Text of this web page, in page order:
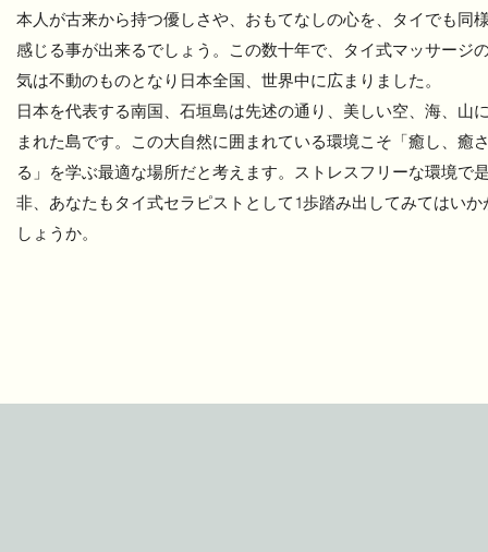
本人が古来から持つ優しさや、おもてなしの心を、タイでも同
感じる事が出来るでしょう。この数十年で、タイ式マッサージ
気は不動のものとなり日本全国、世界中に広まりました。
日本を代表する南国、石垣島は先述の通り、美しい空、海、山
まれた島です。この大自然に囲まれている環境こそ「癒し、癒
る」を学ぶ最適な場所だと考えます。ストレスフリーな環境で
非、あなたもタイ式セラピストとして1歩踏み出してみてはいか
しょうか。